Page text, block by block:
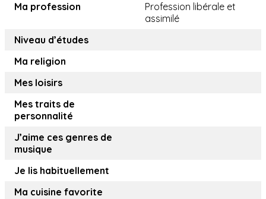
Ma profession
Profession libérale et
assimilé
Niveau d’études
Ma religion
Mes loisirs
Mes traits de
personnalité
J’aime ces genres de
musique
Je lis habituellement
Ma cuisine favorite